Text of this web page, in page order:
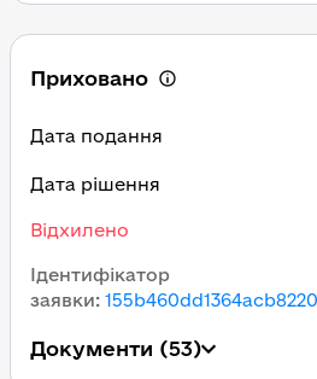
Приховано
Дата подання
Дата рішення
Відхилено
Ідентифікатор
заявки:
Документи (53)